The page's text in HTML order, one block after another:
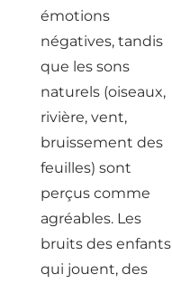
émotions
négatives, tandis
que les sons
naturels (oiseaux,
rivière, vent,
bruissement des
feuilles) sont
perçus comme
agréables. Les
bruits des enfants
qui jouent, des